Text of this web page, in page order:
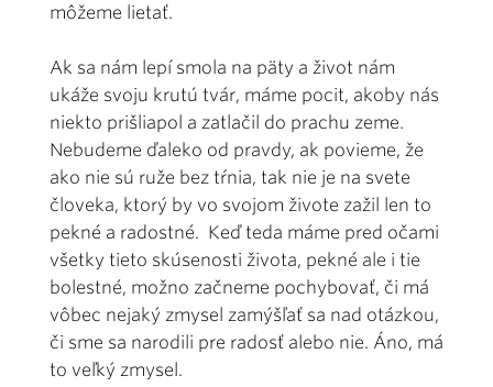
môžeme lietať.
Ak sa nám lepí smola na päty a život nám
ukáže svoju krutú tvár, máme pocit, akoby nás
niekto prišliapol a zatlačil do prachu zeme.
Nebudeme ďaleko od pravdy, ak povieme, že
ako nie sú ruže bez tŕnia, tak nie je na svete
človeka, ktorý by vo svojom živote zažil len to
pekné a radostné. Keď teda máme pred očami
všetky tieto skúsenosti života, pekné ale i tie
bolestné, možno začneme pochybovať, či má
vôbec nejaký zmysel zamýšľať sa nad otázkou,
či sme sa narodili pre radosť alebo nie. Áno, má
to veľký zmysel.